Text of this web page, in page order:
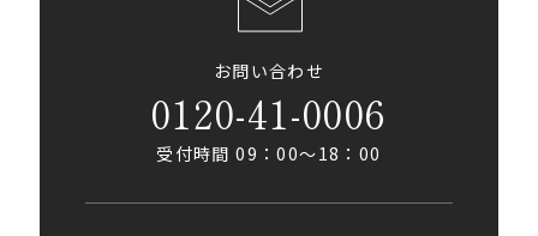
お問い合わせ
0120-41-0006
受付時間 09：00〜18：00